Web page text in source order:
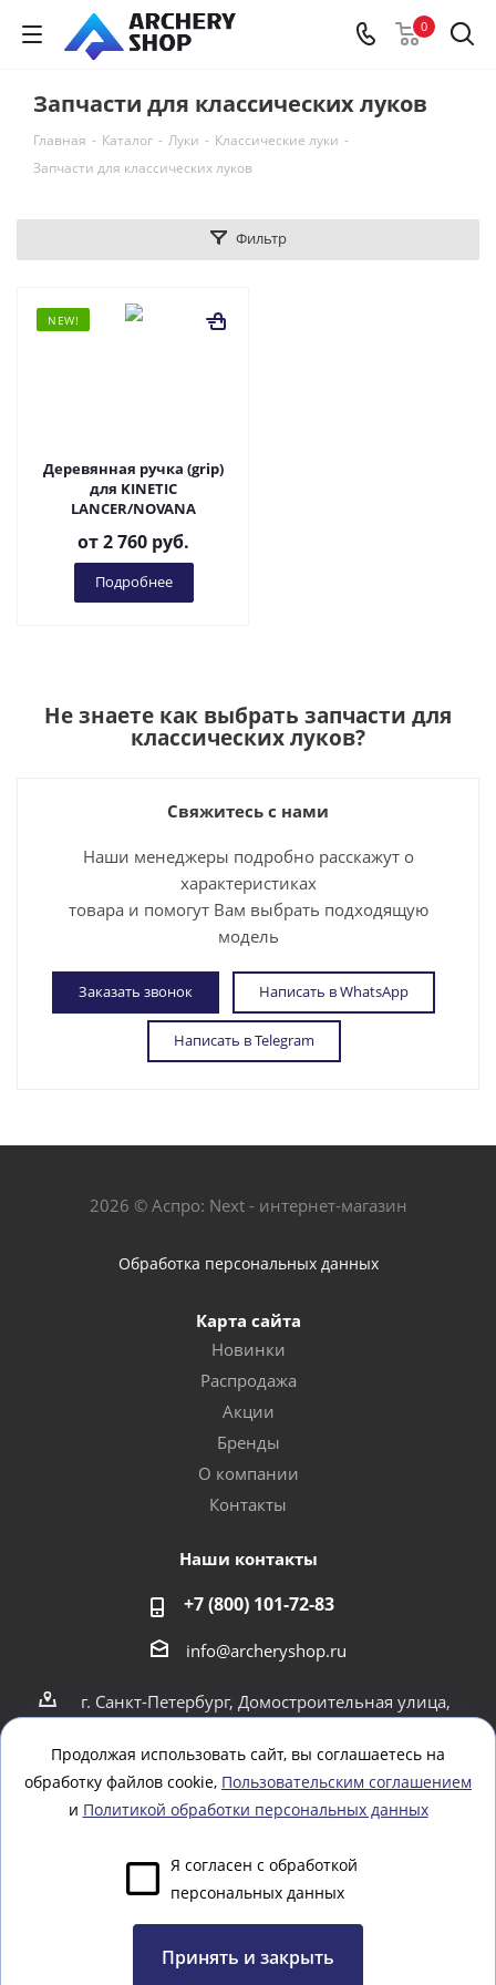
0
Запчасти для классических луков
Главная - Каталог - Луки - Классические луки -
Запчасти для классических луков
Фильтр
NEW!
Деревянная ручка (grip)
для KINETIC
LANCER/NOVANA
от2 760 руб.
Подробнее
Не знаете как выбрать запчасти для
классических луков?
Свяжитесь с нами
Наши менеджеры подробно расскажут о
характеристиках
товара и помогут Вам выбрать подходящую
модель
Заказать звонок Написать в WhatsApp
Написать в Telegram
2026 © Аспро: Next - интернет-магазин
Обработка персональных данных
Карта сайта
Новинки
Распродажа
Акции
Бренды
О компании
Контакты
Наши контакты
+7 (800) 101-72-83
info@archeryshop.ru
г. Санкт-Петербург, Домостроительная улица,
г. Санкт-Петербург Пионерская 21
Оставайтесь на связи
Продолжая использовать сайт, вы соглашаетесь на
обработку файлов cookie, Пользовательским соглашением
и Политикой обработки персональных данных
Я согласен с обработкой
персональных данных
Принять и закрыть